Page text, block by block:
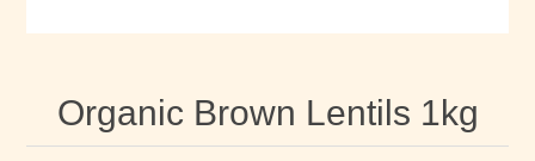
Organic Brown Lentils 1kg